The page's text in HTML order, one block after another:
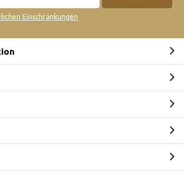
Einschränkungen